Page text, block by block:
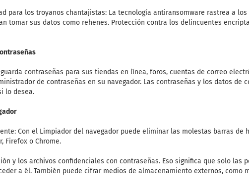
para los troyanos chantajistas: La tecnología antiransomware rastrea a
tomar sus datos como rehenes. Protección contra los delincuentes
contraseñas para sus tiendas en línea, foros, cuentas de correo
de contraseñas en su navegador. Las contraseñas y los datos de
lo desea.
Con el Limpiador del navegador puede eliminar las molestas barras de
Firefox o Chrome.
y los archivos confidenciales con contraseñas. Eso significa que solo las
a él. También puede cifrar medios de almacenamiento externos, como